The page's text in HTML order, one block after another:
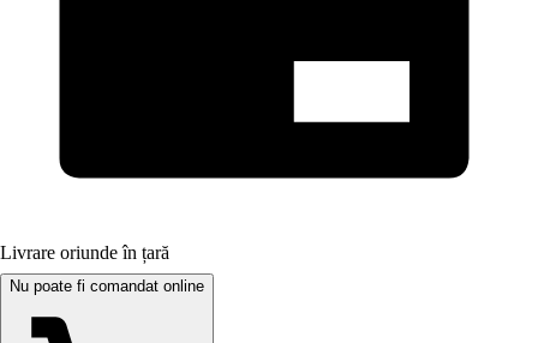
Livrare oriunde în țară
Nu poate fi comandat online